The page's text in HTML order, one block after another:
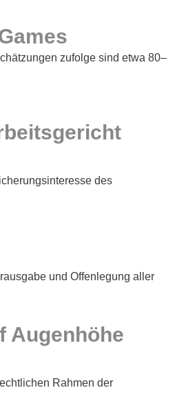
zufolge sind etwa 80–
des
und Offenlegung aller
Augenhöhe
Rahmen der